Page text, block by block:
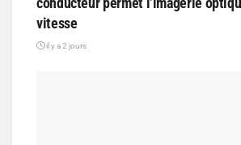
vitesse
il y a 2 jours